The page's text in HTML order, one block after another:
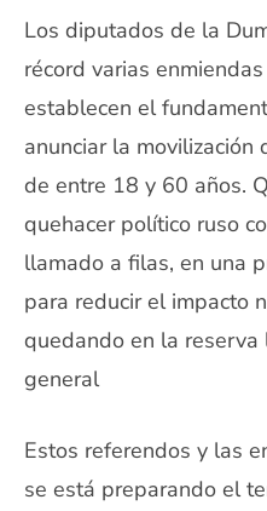
Los diputados de la
récord varias
establecen el
anunciar la
de entre 18 y 60 años.
quehacer político ruso
llamado a filas, en una
para reducir el impacto
quedando en la
general
Estos referendos y las
se está preparando el